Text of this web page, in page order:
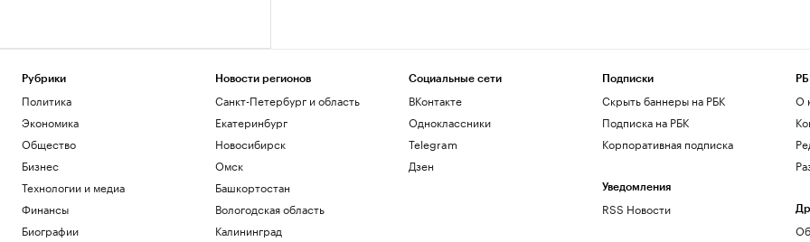
Рубрики
Политика
Экономика
Общество
Бизнес
Технологии и медиа
Финансы
Биографии
Новости регионов
Санкт-Петербург и область
Екатеринбург
Новосибирск
Омск
Башкортостан
Вологодская область
Калининград
Социальные сети
ВКонтакте
Одноклассники
Telegram
Дзен
Подписки
Скрыть баннеры на РБК
Подписка на РБК
Корпоративная подписка
Уведомления
RSS Новости
О